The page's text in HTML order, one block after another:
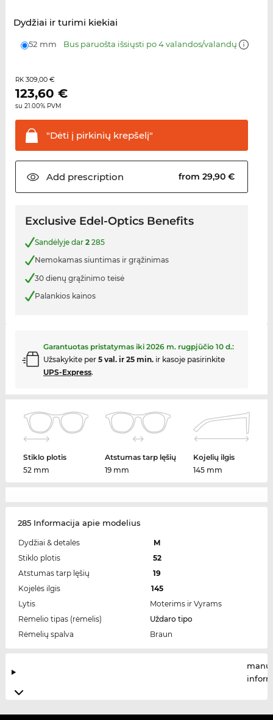
Dydžiai ir turimi kiekiai
52 mm Bus paruošta išsiųsti po 4 valandos/valandų
RK 309,00 €
123,60 €
su 21.00% PVM
"Dėti į pirkinių krepšelį"
Add prescription from 29,90 €
Exclusive Edel-Optics Benefits
Sandėlyje dar 2285
Nemokamas siuntimas ir grąžinimas
30 dienų grąžinimo teisė
Palankios kainos
Garantuotas pristatymas iki 2026 m. rugpjūčio 10 d.:
Užsakykite per 5 val. ir 25 min.ir kasoje pasirinkite
UPS-Express.
Stiklo plotis
52 mm
Atstumas tarp lęšių
19 mm
Kojelių ilgis
145 mm
285 Informacija apie modelius
Dydžiai & detalės
M
Stiklo plotis
52
Atstumas tarp lęšių
19
Kojelės ilgis
145
Lytis
Moterims ir Vyrams
Rėmelio tipas (rėmelis)
Uždaro tipo
Rėmelių spalva
Braun